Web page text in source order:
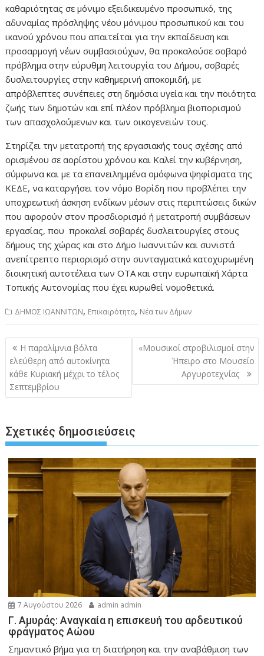
καθαριότητας σε μόνιμο εξειδικευμένο προσωπικό, της
αδυναμίας πρόσληψης νέου μόνιμου προσωπικού και του
ικανού χρόνου που απαιτείται για την εκπαίδευση και
προσαρμογή νέων συμβασιούχων, θα προκαλούσε σοβαρό
πρόβλημα στην εύρυθμη λειτουργία του Δήμου, σοβαρές
δυσλειτουργίες στην καθημερινή αποκομιδή, με
απρόβλεπτες συνέπειες στη δημόσια υγεία και την ποιότητα
ζωής των δημοτών και επί πλέον πρόβλημα βιοπορισμού
των απασχολούμενων και των οικογενειών τους.
Στηρίζει την μετατροπή της εργασιακής τους σχέσης από
ορισμένου σε αορίστου χρόνου και Καλεί την κυβέρνηση,
σύμφωνα και με τα επανειλημμένα ομόφωνα ψηφίσματα της
ΚΕΔΕ, να καταργήσει τον νόμο Βορίδη που προβλέπει την
υποχρεωτική άσκηση ενδίκων μέσων στις περιπτώσεις δικών
που αφορούν στον προσδιορισμό ή μετατροπή συμβάσεων
εργασίας, που προκαλεί σοβαρές δυσλειτουργίες στους
δήμους της χώρας και στο Δήμο Ιωαννιτών και συνιστά
ανεπίτρεπτο περιορισμό στην συνταγματικά κατοχυρωμένη
διοικητική αυτοτέλεια των ΟΤΑ και στην ευρωπαϊκή Χάρτα
Τοπικής Αυτονομίας που έχει κυρωθεί νομοθετικά.
ΔΗΜΟΣ ΙΩΑΝΝΙΤΩΝ, Επικαιρότητα, Νέα των Δήμων
Πλοήγηση
άρθρων
Η παραλίμνια βόλτα
ελεύθερη από αυτοκίνητα
κάθε Κυριακή μέχρι το τέλος
Σεπτεμβρίου
«Μουσικοί στροβιλισμοί στην
Ήπειρο στο Μουσείο
Αργυροτεχνίας
Σχετικές δημοσιεύσεις
7 Αυγούστου 2026 admin admin
Γ. Αμυράς: Αναγκαία η επισκευή του αρδευτικού
φράγματος Αώου
Σημαντικό βήμα για τη διατήρηση και την αναβάθμιση των